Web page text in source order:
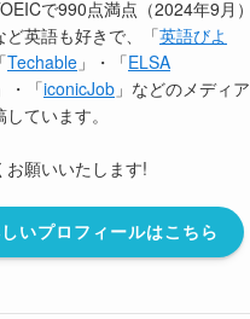
で990点満点（2024年9月）
ど英語も好きで、「英語びよ
Techable 」・「ELSA
」・「iconicJob 」などのメディア
ています。
お願いいたします!
いプロフィールはこちら